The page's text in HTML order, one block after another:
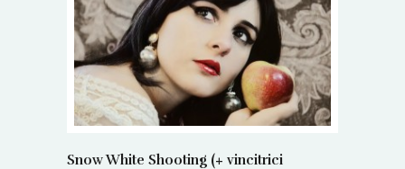
Snow White Shooting (+ vincitrici